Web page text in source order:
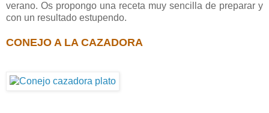
verano. Os propongo una receta muy sencilla de preparar y
con un resultado estupendo.
CONEJO A LA CAZADORA